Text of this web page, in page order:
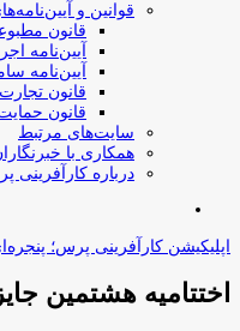
قوانین و
‌قانون
آیین‌نامه
آیین‌نامه
قانون
قانون
سایت‌های مرتبط
همکاری با
درباره کارآفرینی
اپلیکیشن کارآفرینی پرس؛
اختتامیه هشتمین